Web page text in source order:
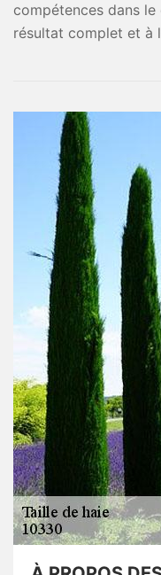
compétences dans
résultat complet et à